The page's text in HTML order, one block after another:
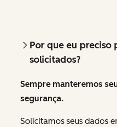
Por que eu preciso
solicitados?
Sempre manteremos
segurança.
Solicitamos seus dados